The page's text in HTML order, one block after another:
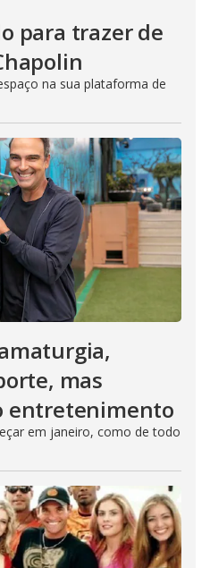
para trazer de
na sua plataforma de
mas
entretenimento
em janeiro, como de todo